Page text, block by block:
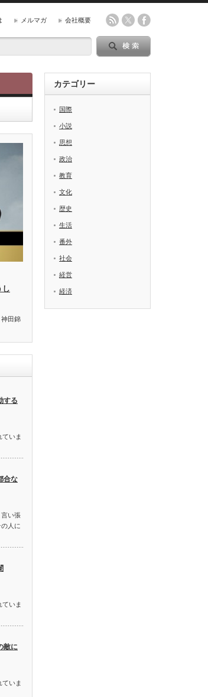
メルマガ 会社概要
し
田錦
する
いま
合な
い張
人に
いま
敵に
いま
カテゴリー
国際
小説
思想
政治
教育
文化
歴史
生活
番外
社会
経営
経済